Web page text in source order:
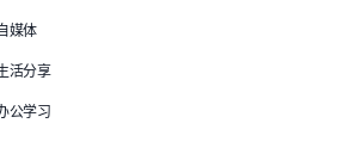
媒体
活分享
公学习